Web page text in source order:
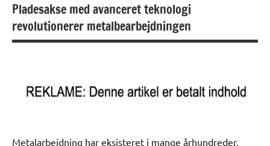
Pladesakse med avanceret teknologi
revolutionerer metalbearbejdningen
Metalarbejdning har eksisteret i mange århundreder,